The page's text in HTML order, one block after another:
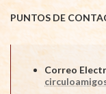
PUNTOS DE
Correo